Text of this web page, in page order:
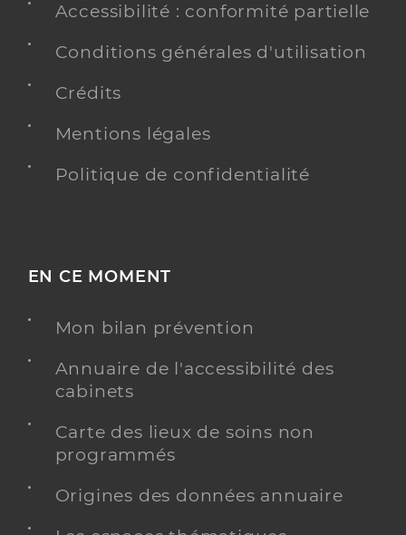
Accessibilité : conformité partielle
Conditions générales d'utilisation
Crédits
Mentions légales
Politique de confidentialité
EN CE MOMENT
Mon bilan prévention
Annuaire de l'accessibilité des
cabinets
Carte des lieux de soins non
programmés
Origines des données annuaire